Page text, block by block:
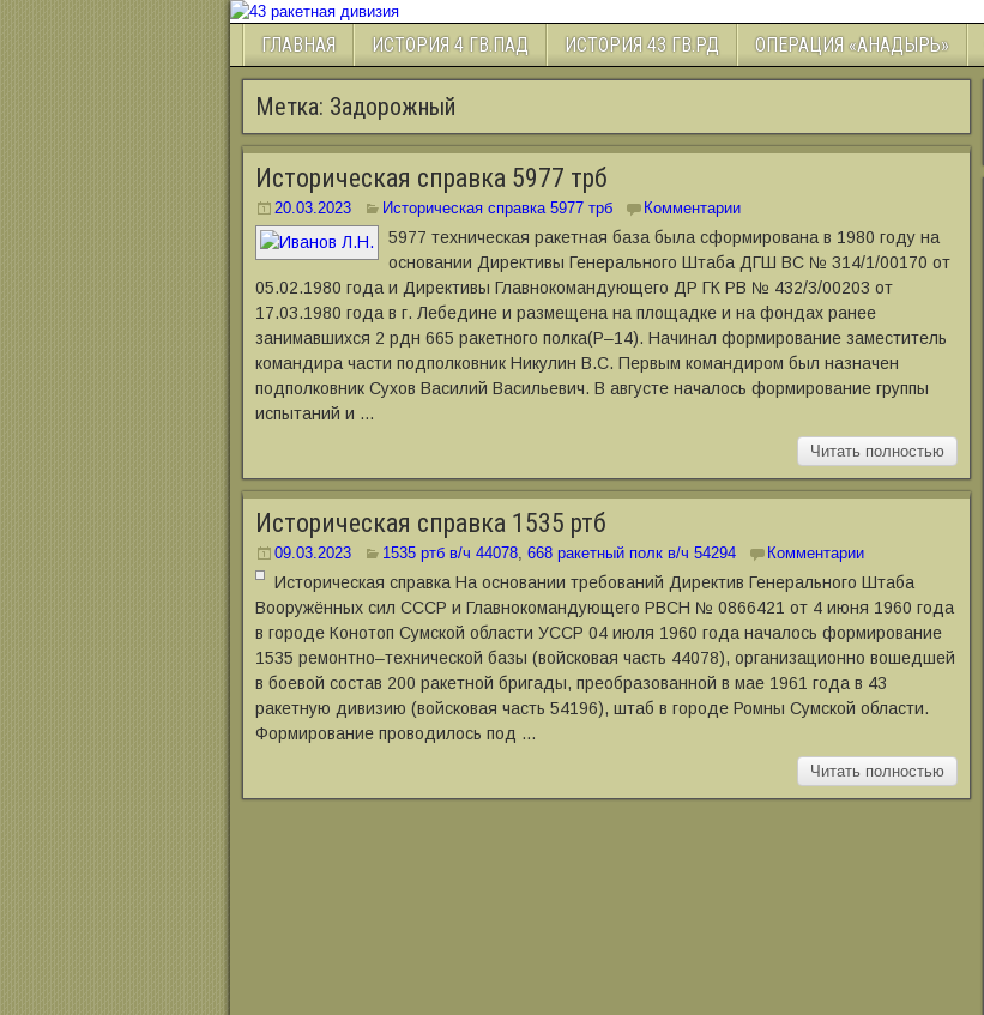
ГЛАВНАЯ ИСТОРИЯ 4 ГВ.ПАД ИСТОРИЯ 43 ГВ.РД ОПЕРАЦИЯ «АНАДЫРЬ»
Метка: Задорожный
Историческая справка 5977 трб
20.03.2023 Историческая справка 5977 трб Комментарии
5977 техническая ракетная база была сформирована в 1980 году на
основании Директивы Генерального Штаба ДГШ ВС № 314/1/00170 от
05.02.1980 года и Директивы Главнокомандующего ДР ГК РВ № 432/3/00203 от
17.03.1980 года в г. Лебедине и размещена на площадке и на фондах ранее
занимавшихся 2 рдн 665 ракетного полка(Р–14). Начинал формирование заместитель
командира части подполковник Никулин В.С. Первым командиром был назначен
подполковник Сухов Василий Васильевич. В августе началось формирование группы
испытаний и …
Читать полностью
Историческая справка 1535 ртб
09.03.2023 1535 ртб в/ч 44078, 668 ракетный полк в/ч 54294 Комментарии
Историческая справка На основании требований Директив Генерального Штаба
Вооружённых сил СССР и Главнокомандующего РВСН № 0866421 от 4 июня 1960 года
в городе Конотоп Сумской области УССР 04 июля 1960 года началось формирование
1535 ремонтно‒технической базы (войсковая часть 44078), организационно вошедшей
в боевой состав 200 ракетной бригады, преобразованной в мае 1961 года в 43
ракетную дивизию (войсковая часть 54196), штаб в городе Ромны Сумской области.
Формирование проводилось под …
Читать полностью